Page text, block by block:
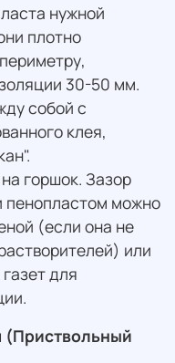
нужной
плотно
30-50 мм.
собой с
клея,
горшок. Зазор
пенопластом можно
(если она не
или
для
(Приствольный